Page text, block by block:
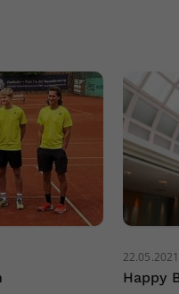
22.05.2021
Happy